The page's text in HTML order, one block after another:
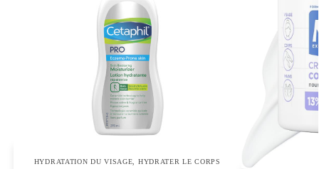
HYDRATATION DU VISAGE, HYDRATER LE CORPS